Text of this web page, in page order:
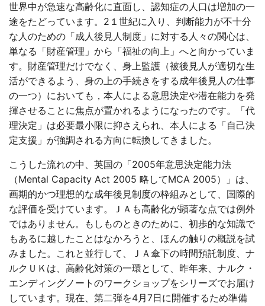
世界中が急速な高齢化に直面し、認知症の人口は増加の一
途をたどっています。2１世紀に入り、判断能力が不十分
な人のための「成人後見人制度」に対する人々の関心は、
単なる「財産管理」から「福祉の向上」へと向かっていま
す。財産管理だけでなく、身上監護（被後見人が適切な生
活ができるよう、身の上の手続きをする成年後見人の仕事
の一つ）においても，本人による意思決定や潜在能力を発
揮させることに焦点が置かれるようになったのです。「代
理決定」は必要最小限に抑さえられ、本人による「自己決
定支援」が強調される方向に転換してきました。
こうした流れの中、英国の「2005年意思決定能力法
（Mental Capacity Act 2005 略してMCA 2005）」は、
画期的かつ理想的な成年後見制度の枠組みとして、国際的
な評価を受けています。ＪＡも高齢化が顕著な点では例外
ではありません。もしものときのために、初歩的な知識で
もあるに越したことはなかろうと、ほんの触りの概説を試
みました。これと並行して、ＪＡ傘下の時間預託制度、ナ
ルクＵＫは、高齢化対策の一環として、昨年来、ナルク・
エンディングノートのワークショップをシリーズでお届け
しています。現在、第二弾を4月7日に開催するため準備